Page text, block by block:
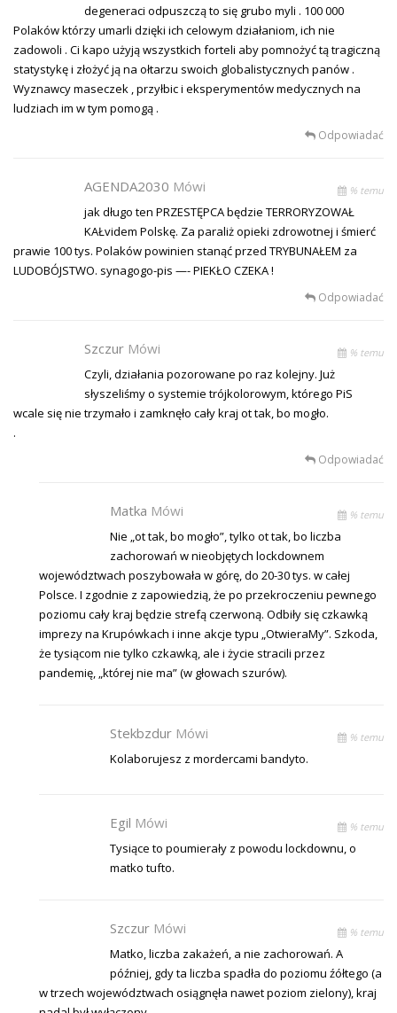
degeneraci odpuszczą to się grubo myli . 100 000
Polaków którzy umarli dzięki ich celowym działaniom, ich nie
zadowoli . Ci kapo użyją wszystkich forteli aby pomnożyć tą tragiczną
statystykę i złożyć ją na ołtarzu swoich globalistycznych panów .
Wyznawcy maseczek , przyłbic i eksperymentów medycznych na
ludziach im w tym pomogą .
Odpowiadać
AGENDA2030 Mówi % temu
jak długo ten PRZESTĘPCA będzie TERRORYZOWAŁ
KAŁvidem Polskę. Za paraliż opieki zdrowotnej i śmierć
prawie 100 tys. Polaków powinien stanąć przed TRYBUNAŁEM za
LUDOBÓJSTWO. synagogo-pis —- PIEKŁO CZEKA !
Odpowiadać
Szczur Mówi % temu
Czyli, działania pozorowane po raz kolejny. Już
słyszeliśmy o systemie trójkolorowym, którego PiS
wcale się nie trzymało i zamknęło cały kraj ot tak, bo mogło.
.
Odpowiadać
Matka Mówi % temu
Nie „ot tak, bo mogło”, tylko ot tak, bo liczba
zachorowań w nieobjętych lockdownem
województwach poszybowała w górę, do 20-30 tys. w całej
Polsce. I zgodnie z zapowiedzią, że po przekroczeniu pewnego
poziomu cały kraj będzie strefą czerwoną. Odbiły się czkawką
imprezy na Krupówkach i inne akcje typu „OtwieraMy”. Szkoda,
że tysiącom nie tylko czkawką, ale i życie stracili przez
pandemię, „której nie ma” (w głowach szurów).
Stekbzdur Mówi % temu
Kolaborujesz z mordercami bandyto.
Egil Mówi % temu
Tysiące to poumierały z powodu lockdownu, o
matko tufto.
Szczur Mówi % temu
Matko, liczba zakażeń, a nie zachorowań. A
później, gdy ta liczba spadła do poziomu źółtego (a
w trzech województwach osiągnęła nawet poziom zielony), kraj